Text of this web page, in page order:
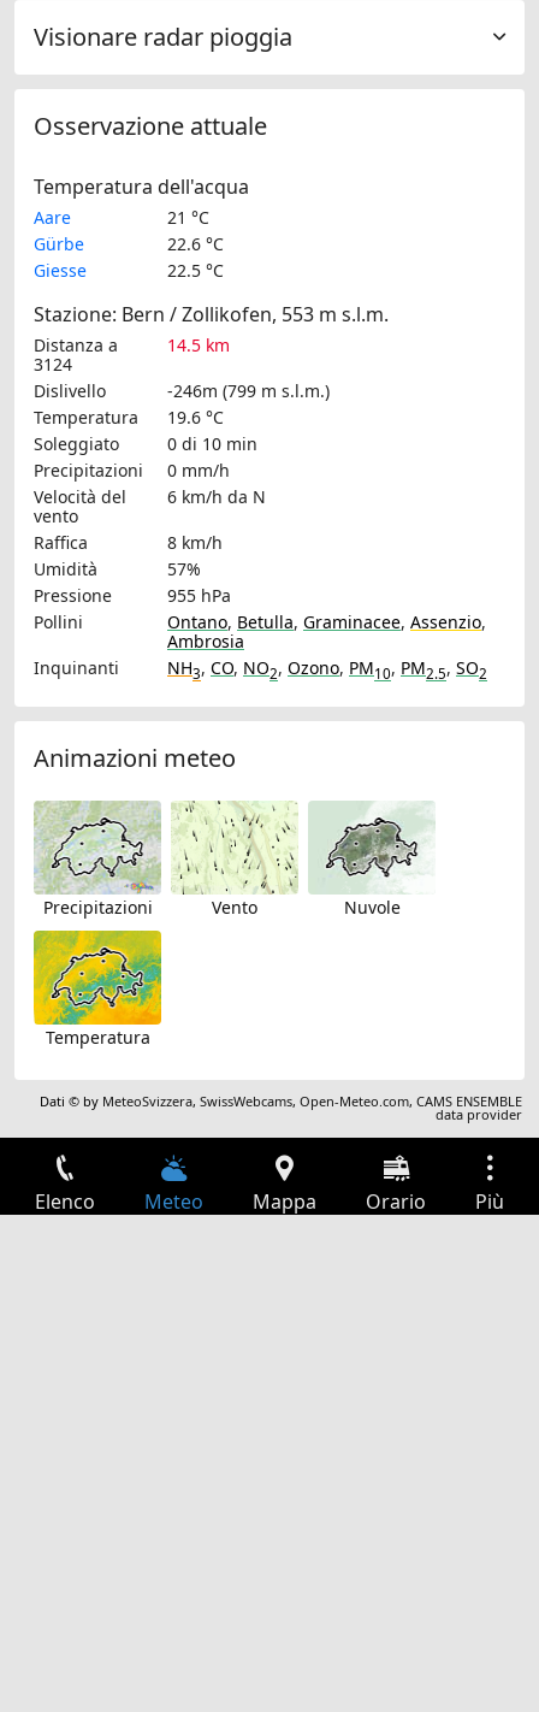
Visionare radar pioggia
Osservazione attuale
Temperatura dell'acqua
Aare
21 °C
Gürbe
22.6 °C
Giesse
22.5 °C
Stazione: Bern / Zollikofen, 553 m s.l.m.
Distanza a
3124
14.5 km
Dislivello
-246m (799 m s.l.m.)
Temperatura
19.6 °C
Soleggiato
0 di 10 min
Precipitazioni
0 mm/h
Velocità del
vento
6 km/h da N
Raffica
8 km/h
Umidità
57%
Pressione
955 hPa
Pollini
Ontano, Betulla, Graminacee, Assenzio,
Ambrosia
Inquinanti
NH3, CO, NO2, Ozono, PM10, PM2.5, SO2
Animazioni meteo
Precipitazioni Vento Nuvole
Temperatura
Dati © by MeteoSvizzera,SwissWebcams,Open-Meteo.com,CAMS ENSEMBLE
data provider
Elenco Meteo Mappa Orario Più